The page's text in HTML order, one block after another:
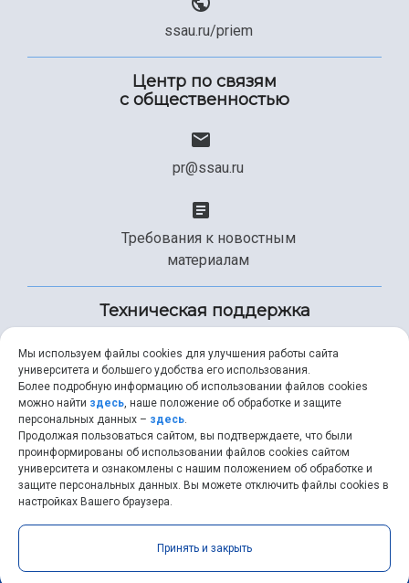
ssau.ru/priem
Центр по связям
с общественностью
pr@ssau.ru
Требования к новостным
материалам
Техническая поддержка
+7 (846) 267-49-99
help@ssau.ru
Самарский университет © 2026 |ssau.ru
RSS
Мы используем файлы cookies для улучшения работы сайта
университета и большего удобства его использования.
Более подробную информацию об использовании файлов cookies
можно найти здесь, наше положение об обработке и защите
персональных данных – здесь.
Продолжая пользоваться сайтом, вы подтверждаете, что были
проинформированы об использовании файлов cookies сайтом
университета и ознакомлены с нашим положением об обработке и
защите персональных данных. Вы можете отключить файлы cookies в
настройках Вашего браузера.
Принять и закрыть